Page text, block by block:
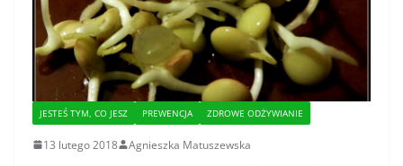
JESTEŚ TYM, CO JESZ PREWENCJA ZDROWE ODŻYWIANIE
13 lutego 2018 Agnieszka Matuszewska